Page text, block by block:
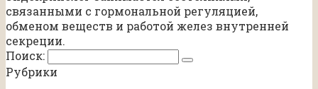
связанными с гормональной регуляцией,
обменом веществ и работой желез внутренней
секреции.
Поиск:
Рубрики